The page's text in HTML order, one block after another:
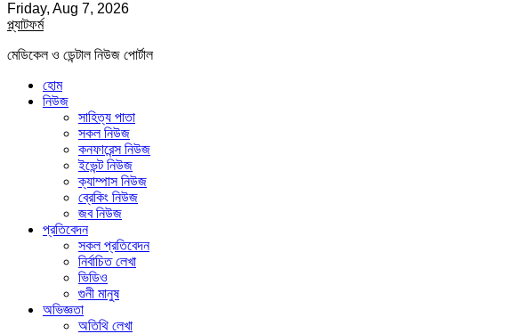
Friday, Aug 7, 2026
প্ল্যাটফর্ম
মেডিকেল ও ডেন্টাল নিউজ পোর্টাল
হোম
নিউজ
সাহিত্য পাতা
সকল নিউজ
কনফারেন্স নিউজ
ইভেন্ট নিউজ
ক্যাম্পাস নিউজ
ব্রেকিং নিউজ
জব নিউজ
প্রতিবেদন
সকল প্রতিবেদন
নির্বাচিত লেখা
ভিডিও
গুনী মানুষ
অভিজ্ঞতা
অতিথি লেখা